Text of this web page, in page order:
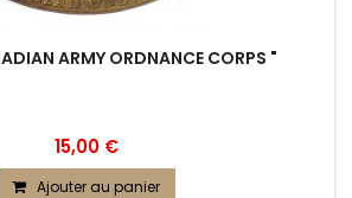
ARMY ORDNANCE CORPS "
15,00 €
Ajouter au panier